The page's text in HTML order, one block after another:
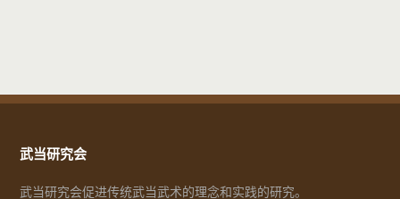
武当研究会
武当研究会促进传统武当武术的理念和实践的研究。